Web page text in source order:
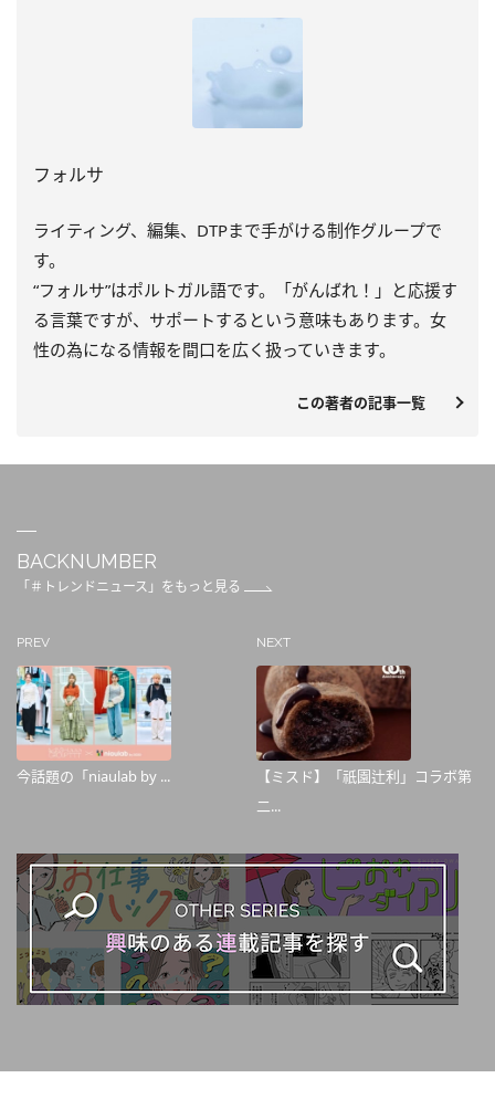
フォルサ
ライティング、編集、DTPまで手がける制作グループで
す。
“フォルサ”はポルトガル語です。「がんばれ！」と応援す
る言葉ですが、サポートするという意味もあります。女
性の為になる情報を間口を広く扱っていきます。
この著者の記事一覧
BACKNUMBER
「＃トレンドニュース」をもっと見る
PREV
今話題の「niaulab by ...
NEXT
【ミスド】「祇園辻利」コラボ第
二...